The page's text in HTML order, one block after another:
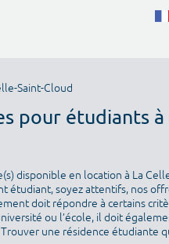
Saint-Cloud
pour étudiants à
disponible en location à La
étudiant, soyez attentifs, nos
doit répondre à certains
ou l’école, il doit
une résidence étudiante